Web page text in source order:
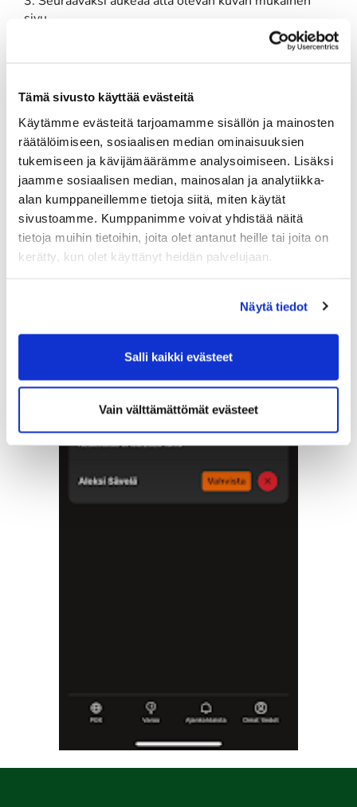
Tämä sivusto käyttää evästeitä
Käytämme evästeitä tarjoamamme sisällön ja mainosten
räätälöimiseen, sosiaalisen median ominaisuuksien
tukemiseen ja kävijämäärämme analysoimiseen. Lisäksi
jaamme sosiaalisen median, mainosalan ja analytiikka-
alan kumppaneillemme tietoja siitä, miten käytät
sivustoamme. Kumppanimme voivat yhdistää näitä
tietoja muihin tietoihin, joita olet antanut heille tai joita on
kerätty, kun olet käyttänyt heidän palvelujaan.
Näytä tiedot
Salli kaikki evästeet
Vain välttämättömät evästeet
sivu
4. Paina kohdasta "vahvista" niin lähtösi tulee
rastia, niin aikasi peruuntuu. Peruutus tulee tehdä 2h
ennen lähtöaikaasi. Jos et muista tai ehdi niin soita
caddiemasterille ja peru aika. p. 050 574 4975.
Kiitos!
Kiitos kun vahvistat ajan, mukavia pelejä!